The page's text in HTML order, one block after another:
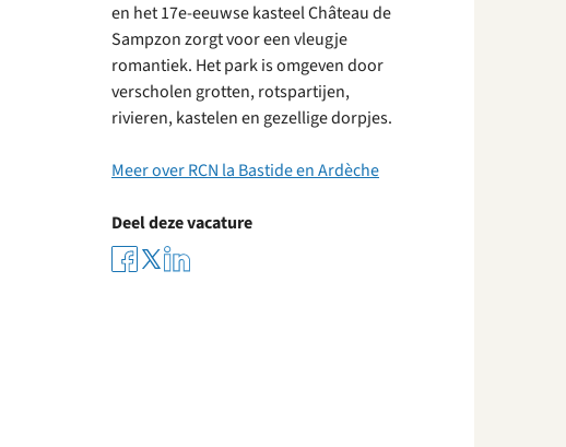
en het 17e-eeuwse kasteel Château de
Sampzon zorgt voor een vleugje
romantiek. Het park is omgeven door
verscholen grotten, rotspartijen,
rivieren, kastelen en gezellige dorpjes.
Meer over RCN la Bastide en Ardèche
Deel deze vacature